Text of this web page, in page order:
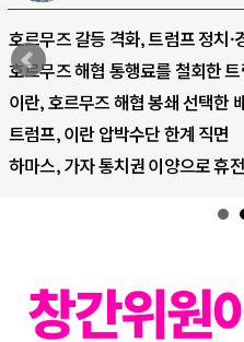
중국 AI, 저가 공세로 글로벌 토큰
AI 국부펀드 구상 놓고 미국 진보
AI 데이터센터 반대 투쟁은 새로운
AI의 숨은 환경 비용: 데이터센터 확
AI는 어떻게 미국 민주주의를 잠